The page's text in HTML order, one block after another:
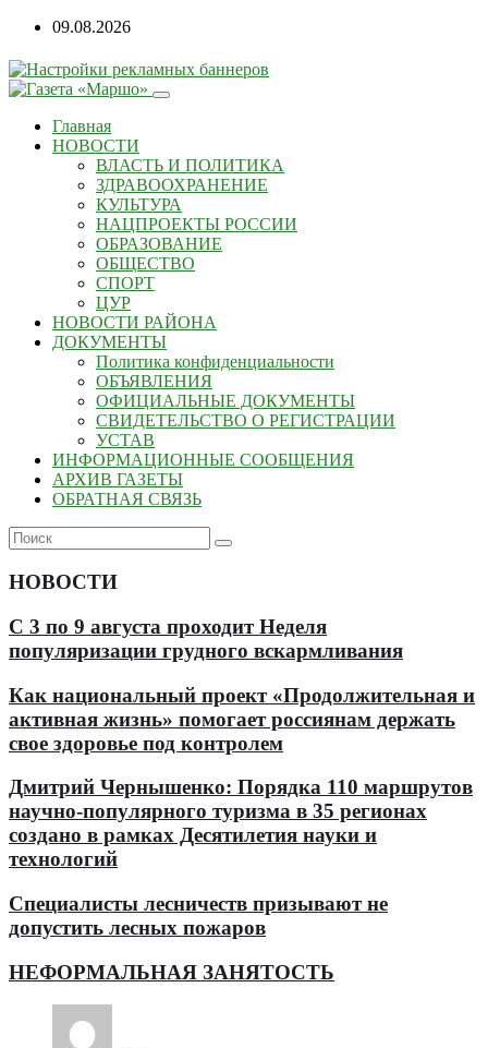
09.08.2026
Главная
НОВОСТИ
ВЛАСТЬ И ПОЛИТИКА
ЗДРАВООХРАНЕНИЕ
КУЛЬТУРА
НАЦПРОЕКТЫ РОССИИ
ОБРАЗОВАНИЕ
ОБЩЕСТВО
СПОРТ
ЦУР
НОВОСТИ РАЙОНА
ДОКУМЕНТЫ
Политика конфиденциальности
ОБЪЯВЛЕНИЯ
ОФИЦИАЛЬНЫЕ ДОКУМЕНТЫ
СВИДЕТЕЛЬСТВО О РЕГИСТРАЦИИ
УСТАВ
ИНФОРМАЦИОННЫЕ СООБЩЕНИЯ
АРХИВ ГАЗЕТЫ
ОБРАТНАЯ СВЯЗЬ
НОВОСТИ
С 3 по 9 августа проходит Неделя
популяризации грудного вскармливания
Как национальный проект «Продолжительная и
активная жизнь» помогает россиянам держать
свое здоровье под контролем
Дмитрий Чернышенко: Порядка 110 маршрутов
научно-популярного туризма в 35 регионах
создано в рамках Десятилетия науки и
технологий
Специалисты лесничеств призывают не
допустить лесных пожаров
НЕФОРМАЛЬНАЯ ЗАНЯТОСТЬ